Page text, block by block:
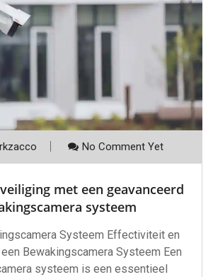
No Comment Yet
met een geavanceerd
systeem
Systeem Effectiviteit en
Bewakingscamera Systeem Een
systeem is een essentieel